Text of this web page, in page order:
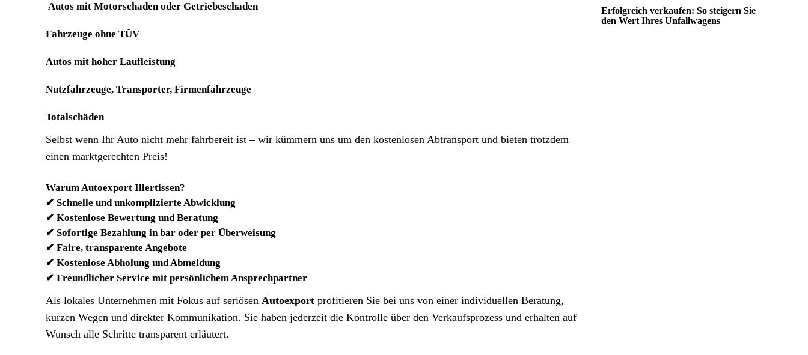
Autos mit Motorschaden oder Getriebeschaden
Fahrzeuge ohne TÜV
Autos mit hoher Laufleistung
Nutzfahrzeuge, Transporter, Firmenfahrzeuge
Totalschäden
Selbst wenn Ihr Auto nicht mehr fahrbereit ist – wir kümmern uns um den kostenlosen Abtransport und bieten trotzdem
einen marktgerechten Preis!
Warum Autoexport Illertissen?
✔ Schnelle und unkomplizierte Abwicklung
✔ Kostenlose Bewertung und Beratung
✔ Sofortige Bezahlung in bar oder per Überweisung
✔ Faire, transparente Angebote
✔ Kostenlose Abholung und Abmeldung
✔ Freundlicher Service mit persönlichem Ansprechpartner
Als lokales Unternehmen mit Fokus auf seriösen Autoexport profitieren Sie bei uns von einer individuellen Beratung,
kurzen Wegen und direkter Kommunikation. Sie haben jederzeit die Kontrolle über den Verkaufsprozess und erhalten auf
Wunsch alle Schritte transparent erläutert.
Erfolgreich verkaufen: So steigern Sie
den Wert Ihres Unfallwagens